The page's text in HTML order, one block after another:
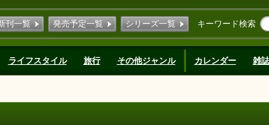
キーワード検索
刊一覧 発売予定一覧 シリーズ一覧
ライフスタイル 旅行 その他ジャンル カレンダー 雑